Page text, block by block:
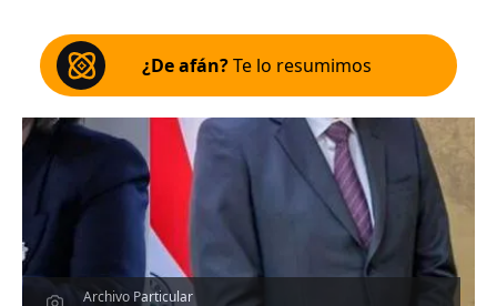
¿De afán?Te lo resumimos
Archivo Particular